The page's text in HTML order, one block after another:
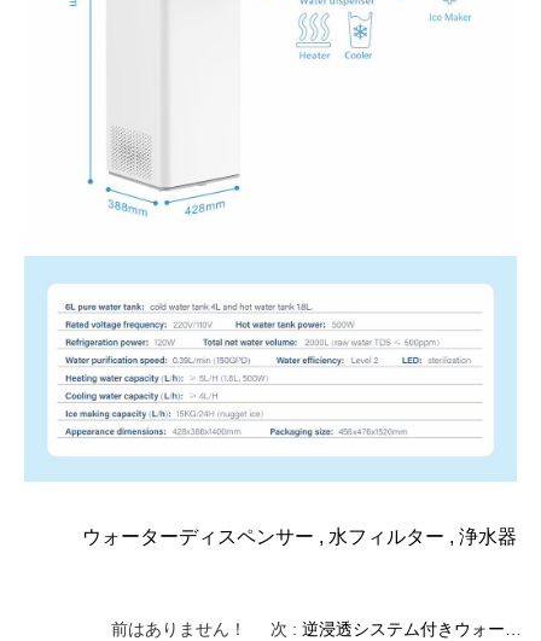
ウォーターディスペンサー , 水フィルター , 浄水器
次 : 逆浸透システム付きウォーターサーバーはシンプルでエレガント
前はありません！